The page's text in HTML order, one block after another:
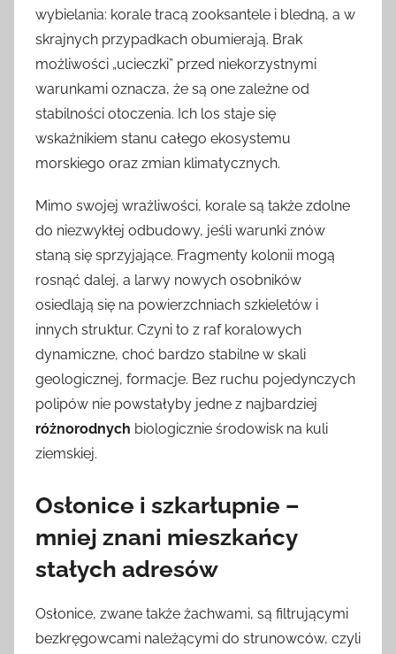
wybielania: korale tracą zooksantele i bledną, a w
skrajnych przypadkach obumierają. Brak
możliwości „ucieczki” przed niekorzystnymi
warunkami oznacza, że są one zależne od
stabilności otoczenia. Ich los staje się
wskaźnikiem stanu całego ekosystemu
morskiego oraz zmian klimatycznych.
Mimo swojej wrażliwości, korale są także zdolne
do niezwykłej odbudowy, jeśli warunki znów
staną się sprzyjające. Fragmenty kolonii mogą
rosnąć dalej, a larwy nowych osobników
osiedlają się na powierzchniach szkieletów i
innych struktur. Czyni to z raf koralowych
dynamiczne, choć bardzo stabilne w skali
geologicznej, formacje. Bez ruchu pojedynczych
polipów nie powstałyby jedne z najbardziej
różnorodnych biologicznie środowisk na kuli
ziemskiej.
Osłonice i szkarłupnie –
mniej znani mieszkańcy
stałych adresów
Osłonice, zwane także żachwami, są filtrującymi
bezkręgowcami należącymi do strunowców, czyli